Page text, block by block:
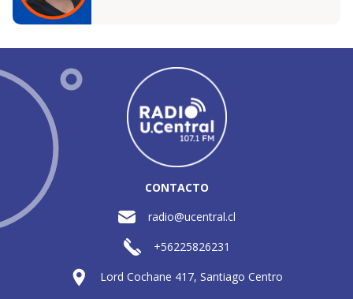
CONTACTO
radio@ucentral.cl
+56225826231
Lord Cochane 417, Santiago Centro